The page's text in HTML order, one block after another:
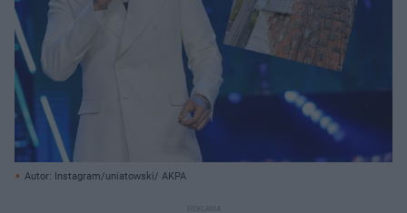
Autor: Instagram/uniatowski/ AKPA